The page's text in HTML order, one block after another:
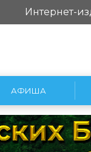
Интернет-
АФИША